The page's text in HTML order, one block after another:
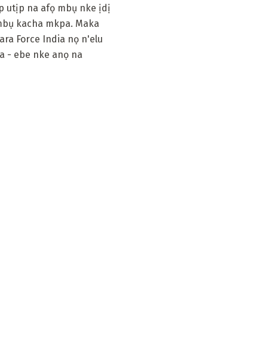
utịp na afọ mbụ nke ịdị
kacha mkpa. Maka
Force India nọ n'elu
- ebe nke anọ na